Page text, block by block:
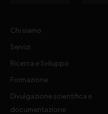
Chi siamo
Servizi
Ricerca e Sviluppo
Formazione
Divulgazione scientifica e
documentazione